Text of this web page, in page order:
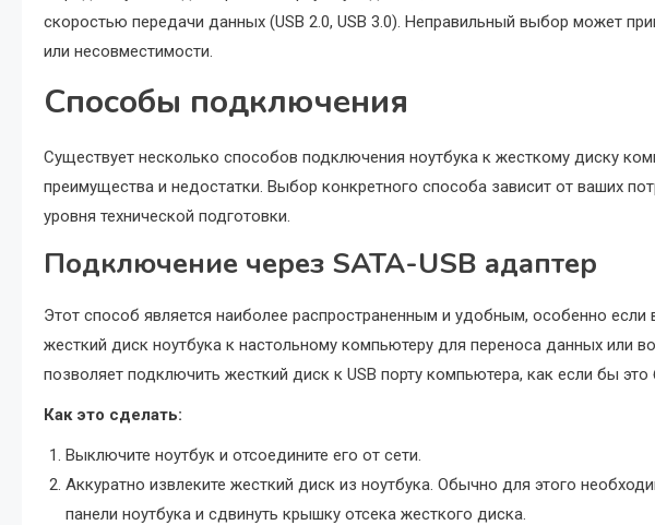
скоростью передачи данных (USB 2.0, USB 3.0). Неправильный выбор может
или несовместимости.
Способы подключения
Существует несколько способов подключения ноутбука к жесткому диску
преимущества и недостатки. Выбор конкретного способа зависит от ваших
уровня технической подготовки.
Подключение через SATA-USB адаптер
Этот способ является наиболее распространенным и удобным, особенно
жесткий диск ноутбука к настольному компьютеру для переноса данных или
позволяет подключить жесткий диск к USB порту компьютера, как если бы
Как это сделать:
Выключите ноутбук и отсоедините его от сети.
Аккуратно извлеките жесткий диск из ноутбука. Обычно для этого
панели ноутбука и сдвинуть крышку отсека жесткого диска.